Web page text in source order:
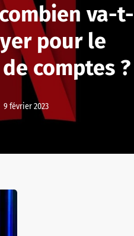
va-t-
pour le
comptes ?
9 février 2023